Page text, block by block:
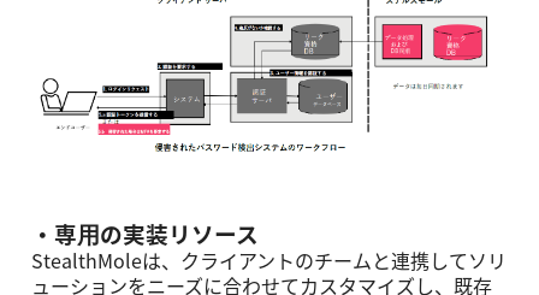
・専⽤の実装リソース
StealthMoleは、クライアントのチームと連携してソリ
ューションをニーズに合わせてカスタマイズし、既存